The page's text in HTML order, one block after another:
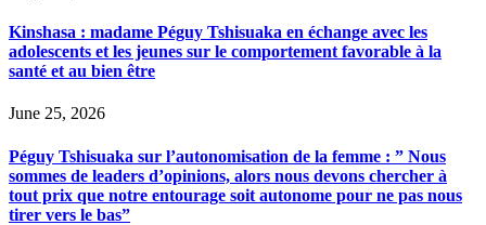
Kinshasa : madame Péguy Tshisuaka en échange avec les
adolescents et les jeunes sur le comportement favorable à la
santé et au bien être
June 25, 2026
Péguy Tshisuaka sur l’autonomisation de la femme : ” Nous
sommes de leaders d’opinions, alors nous devons chercher à
tout prix que notre entourage soit autonome pour ne pas nous
tirer vers le bas”